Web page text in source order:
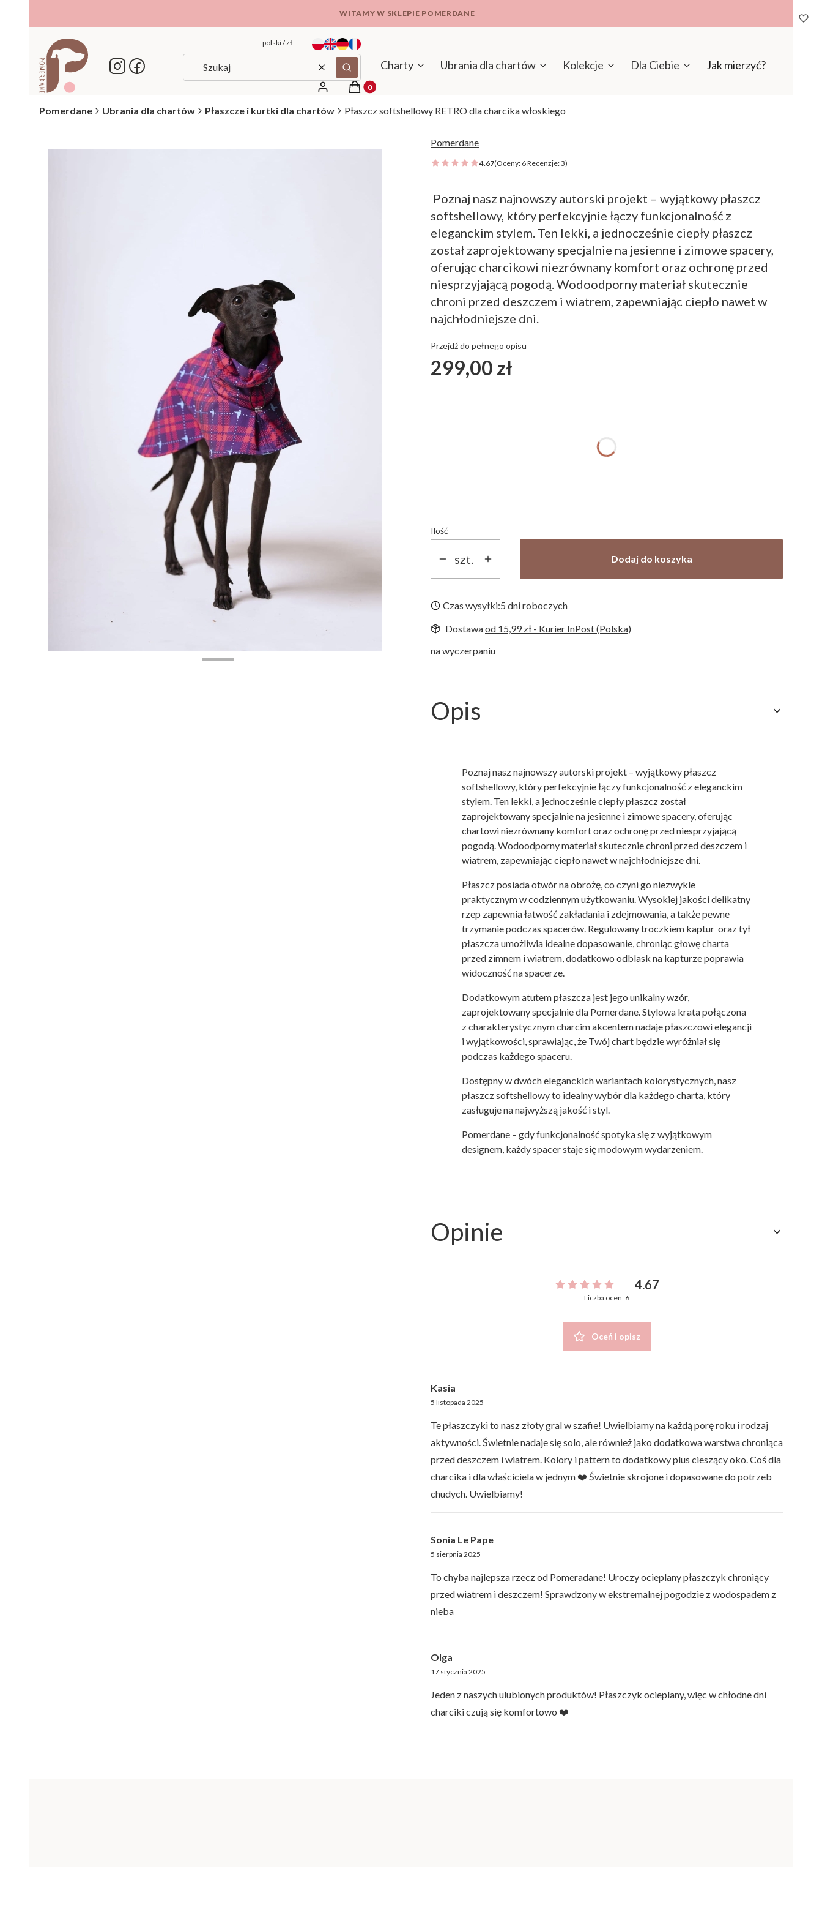
WITAMY W SKLEPIE POMERDANE
polski / zł
WyczyśćSzukaj
Zaloguj sięProdukty w koszyku: 0. Zobacz szczegóły
Koszyk
Charty Ubrania dla chartów Kolekcje Dla Ciebie Jak mierzyć?
Pomerdane Ubrania dla chartów Płaszcze i kurtki dla chartów Płaszcz softshellowy RETRO dla charcika włoskiego
Pomerdane
4.67(Oceny: 6 Recenzje: 3)
Poznaj nasz najnowszy autorski projekt – wyjątkowy płaszcz
softshellowy, który perfekcyjnie łączy funkcjonalność z
eleganckim stylem. Ten lekki, a jednocześnie ciepły płaszcz
został zaprojektowany specjalnie na jesienne i zimowe spacery,
oferując charcikowi niezrównany komfort oraz ochronę przed
niesprzyjającą pogodą. Wodoodporny materiał skutecznie
chroni przed deszczem i wiatrem, zapewniając ciepło nawet w
najchłodniejsze dni.
Przejdź do pełnego opisu
Cena
299,00 zł
Ilość
szt. Dodaj do koszyka
Czas wysyłki:5 dni roboczych
Dostawaod 15,99 zł - Kurier InPost (Polska)
na wyczerpaniu
Opis
Poznaj nasz najnowszy autorski projekt – wyjątkowy płaszcz
softshellowy, który perfekcyjnie łączy funkcjonalność z eleganckim
stylem. Ten lekki, a jednocześnie ciepły płaszcz został
zaprojektowany specjalnie na jesienne i zimowe spacery, oferując
chartowi niezrównany komfort oraz ochronę przed niesprzyjającą
pogodą. Wodoodporny materiał skutecznie chroni przed deszczem i
wiatrem, zapewniając ciepło nawet w najchłodniejsze dni.
Płaszcz posiada otwór na obrożę, co czyni go niezwykle
praktycznym w codziennym użytkowaniu. Wysokiej jakości delikatny
rzep zapewnia łatwość zakładania i zdejmowania, a także pewne
trzymanie podczas spacerów. Regulowany troczkiem kaptur oraz tył
płaszcza umożliwia idealne dopasowanie, chroniąc głowę charta
przed zimnem i wiatrem, dodatkowo odblask na kapturze poprawia
widoczność na spacerze.
Dodatkowym atutem płaszcza jest jego unikalny wzór,
zaprojektowany specjalnie dla Pomerdane. Stylowa krata połączona
z charakterystycznym charcim akcentem nadaje płaszczowi elegancji
i wyjątkowości, sprawiając, że Twój chart będzie wyróżniał się
podczas każdego spaceru.
Dostępny w dwóch eleganckich wariantach kolorystycznych, nasz
płaszcz softshellowy to idealny wybór dla każdego charta, który
zasługuje na najwyższą jakość i styl.
Pomerdane – gdy funkcjonalność spotyka się z wyjątkowym
designem, każdy spacer staje się modowym wydarzeniem.
Opinie
4.67
Liczba ocen: 6
Oceń i opisz
Kasia
5 listopada 2025
Te płaszczyki to nasz złoty gral w szafie! Uwielbiamy na każdą porę roku i rodzaj
aktywności. Świetnie nadaje się solo, ale również jako dodatkowa warstwa chroniąca
przed deszczem i wiatrem. Kolory i pattern to dodatkowy plus cieszący oko. Coś dla
charcika i dla właściciela w jednym ❤️ Świetnie skrojone i dopasowane do potrzeb
chudych. Uwielbiamy!
Sonia Le Pape
5 sierpnia 2025
To chyba najlepsza rzecz od Pomeradane! Uroczy ocieplany płaszczyk chroniący
przed wiatrem i deszczem! Sprawdzony w ekstremalnej pogodzie z wodospadem z
nieba
Olga
17 stycznia 2025
Jeden z naszych ulubionych produktów! Płaszczyk ocieplany, więc w chłodne dni
charciki czują się komfortowo ❤️